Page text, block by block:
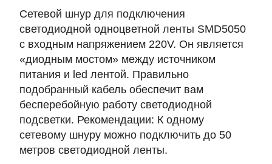
Сетевой шнур для подключения
светодиодной одноцветной ленты SMD5050
с входным напряжением 220V. Он является
«диодным мостом» между источником
питания и led лентой. Правильно
подобранный кабель обеспечит вам
бесперебойную работу светодиодной
подсветки. Рекомендации: К одному
сетевому шнуру можно подключить до 50
метров светодиодной ленты.